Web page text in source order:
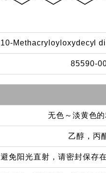
10-Methacryloyloxydecyl
85590-
无色～淡黄色
乙醇，丙
避免阳光直射，请密封保存